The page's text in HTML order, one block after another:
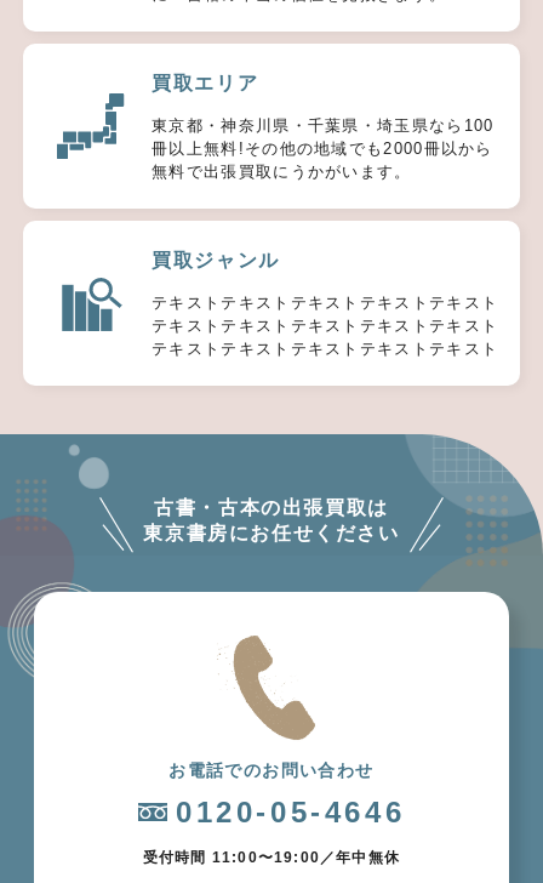
買取エリア
東京都・神奈川県・千葉県・埼玉県なら100
冊以上無料!その他の地域でも2000冊以から
無料で出張買取にうかがいます。
買取ジャンル
テキストテキストテキストテキストテキスト
テキストテキストテキストテキストテキスト
テキストテキストテキストテキストテキスト
古書・古本の出張買取は
東京書房にお任せください
お電話でのお問い合わせ
0120-05-4646
受付時間 11:00〜19:00／年中無休